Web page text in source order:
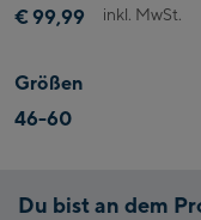
€ 99,99 inkl. MwSt.
Größen
46-60
Du bist an dem